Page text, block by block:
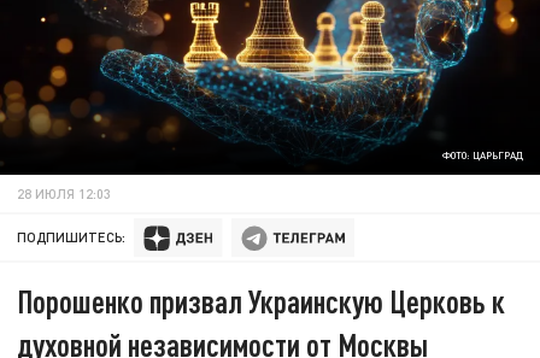
ФОТО: ЦАРЬГРАД
28 ИЮЛЯ 12:03
ПОДПИШИТЕСЬ:
Порошенко призвал Украинскую Церковь к
духовной независимости от Москвы